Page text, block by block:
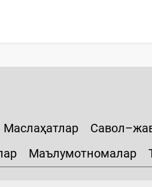
Маслаҳатлар
Маълумотномалар